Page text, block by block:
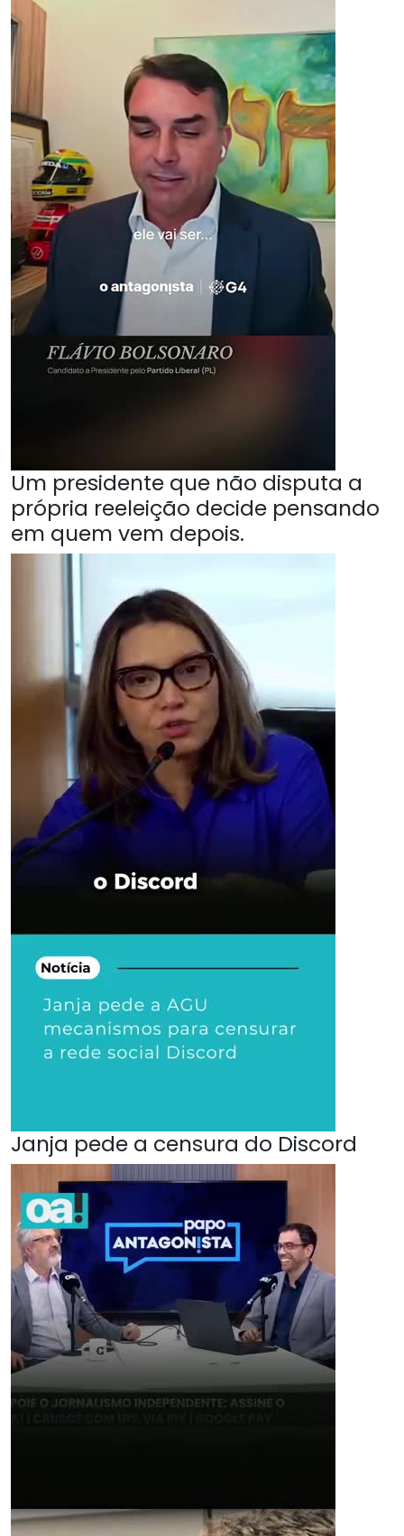
Um presidente que não disputa a
própria reeleição decide pensando
em quem vem depois.
Janja pede a censura do Discord